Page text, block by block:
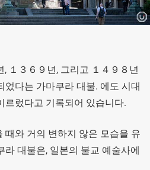
１３６９년, 그리고 １４９８년
었다는 가마쿠라 대불. 에도 시대
르렀다고 기록되어 있습니다.
때와 거의 변하지 않은 모습을 유
라 대불은, 일본의 불교 예술사에